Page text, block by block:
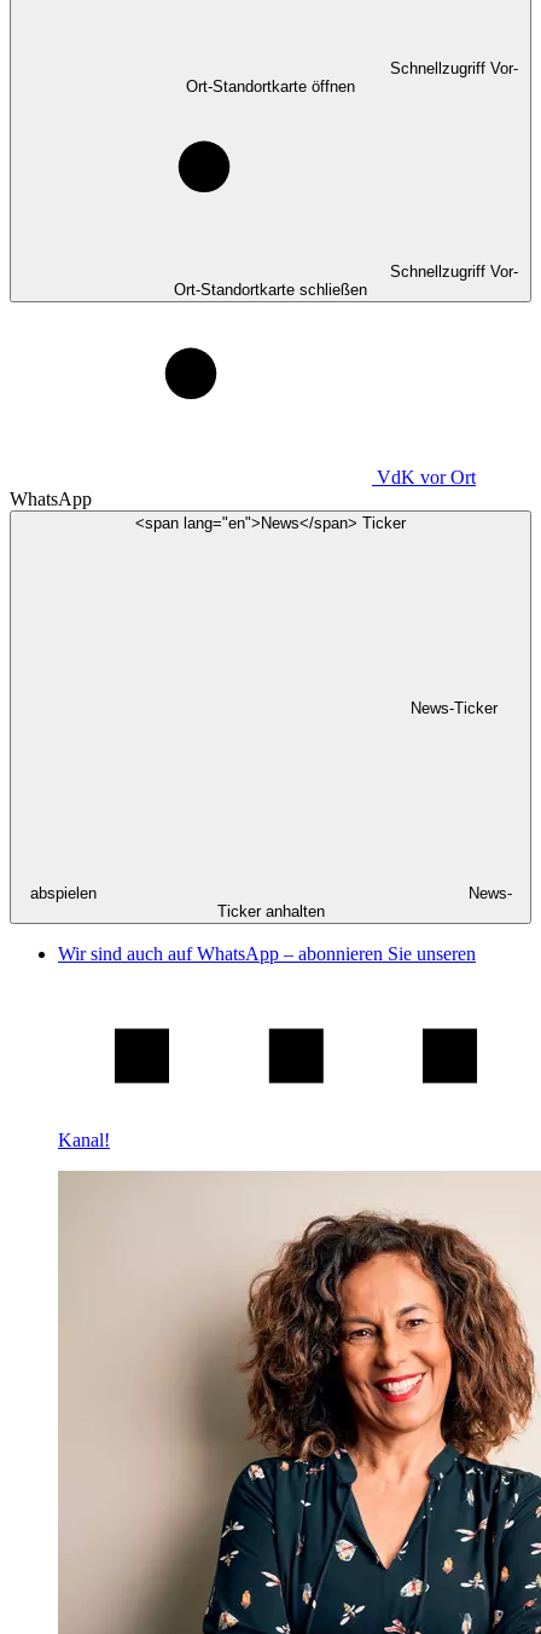
Schnellzugriff Vor-
Ort-Standortkarte öffnen
Schnellzugriff Vor-
Ort-Standortkarte schließen
VdK vor Ort
WhatsApp
<span lang="en">News</span> Ticker
News-Ticker
abspielen
News-
Ticker anhalten
Wir sind auch auf WhatsApp – abonnieren Sie unseren
Kanal!